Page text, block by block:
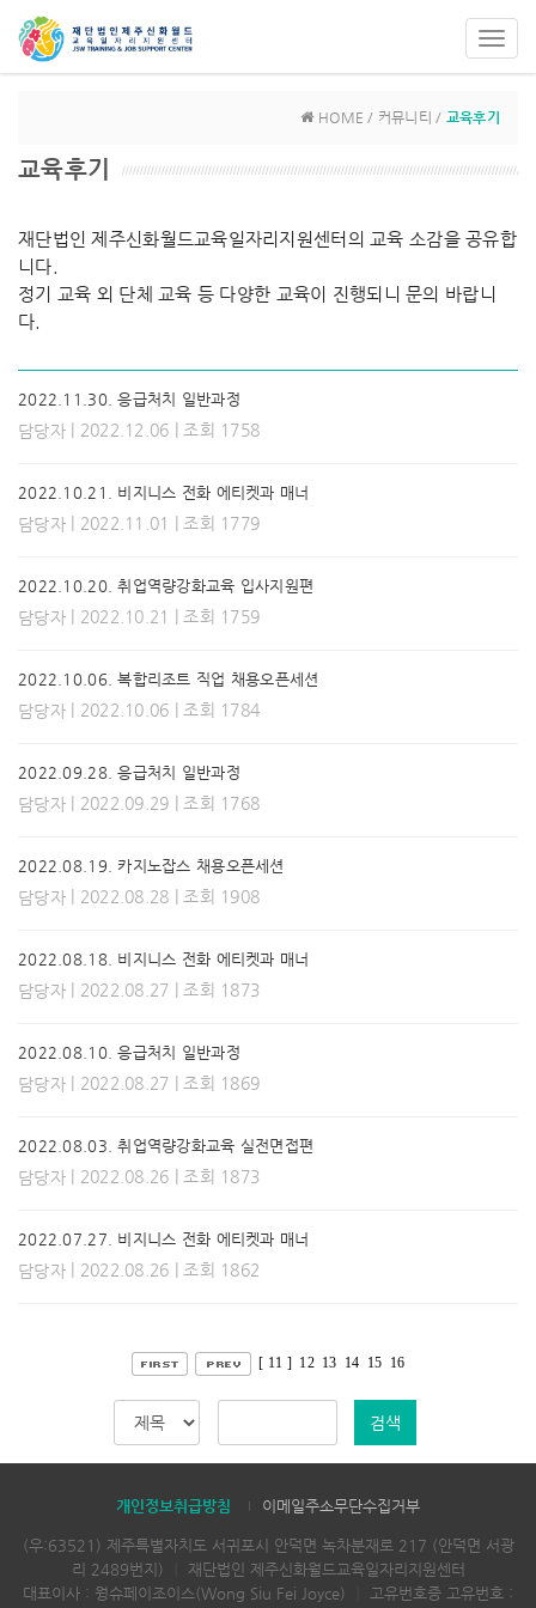
HOME / 커뮤니티 / 교육후기
교육후기
재단법인 제주신화월드교육일자리지원센터의 교육 소감을 공유합
니다.
정기 교육 외 단체 교육 등 다양한 교육이 진행되니 문의 바랍니
다.
2022.11.30. 응급처치 일반과정
담당자| 2022.12.06 | 조회 1758
2022.10.21. 비지니스 전화 에티켓과 매너
담당자| 2022.11.01 | 조회 1779
2022.10.20. 취업역량강화교육 입사지원편
담당자| 2022.10.21 | 조회 1759
2022.10.06. 복합리조트 직업 채용오픈세션
담당자| 2022.10.06 | 조회 1784
2022.09.28. 응급처치 일반과정
담당자| 2022.09.29 | 조회 1768
2022.08.19. 카지노잡스 채용오픈세션
담당자| 2022.08.28 | 조회 1908
2022.08.18. 비지니스 전화 에티켓과 매너
담당자| 2022.08.27 | 조회 1873
2022.08.10. 응급처치 일반과정
담당자| 2022.08.27 | 조회 1869
2022.08.03. 취업역량강화교육 실전면접편
담당자| 2022.08.26 | 조회 1873
2022.07.27. 비지니스 전화 에티켓과 매너
담당자| 2022.08.26 | 조회 1862
[ 11 ] 12 13 14 15 16
검색
개인정보취급방침 이메일주소무단수집거부
(우:63521) 제주특별자치도 서귀포시 안덕면 녹차분재로 217 (안덕면 서광
리 2489번지)
재단법인 제주신화월드교육일자리지원센터
대표이사 : 웡슈페이조이스(Wong Siu Fei Joyce)
고유번호증 고유번호 :